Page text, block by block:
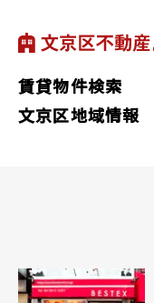
賃貸物件検索
文京区地域情報